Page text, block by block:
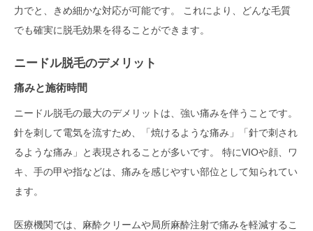
力でと、きめ細かな対応が可能です。 これにより、どんな毛質
でも確実に脱毛効果を得ることができます。
ニードル脱毛のデメリット
痛みと施術時間
ニードル脱毛の最大のデメリットは、強い痛みを伴うことです。
針を刺して電気を流すため、「焼けるような痛み」「針で刺され
るような痛み」と表現されることが多いです。 特にVIOや顔、ワ
キ、手の甲や指などは、痛みを感じやすい部位として知られてい
ます。
医療機関では、麻酔クリームや局所麻酔注射で痛みを軽減するこ